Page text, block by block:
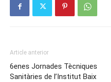
Article anterior
6enes Jornades Tècniques
Sanitàries de l’Institut Baix